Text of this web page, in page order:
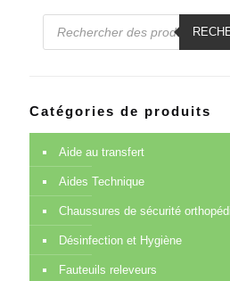
Recherche
Catégories de produits
Aide au transfert
Aides Technique
Chaussures de sécurité
Désinfection et Hygiène
Fauteuils releveurs